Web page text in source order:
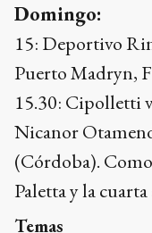
Domingo:
15: Deportivo
Puerto Madryn,
15.30: Cipolletti
Nicanor
(Córdoba).
Paletta y la
Temas